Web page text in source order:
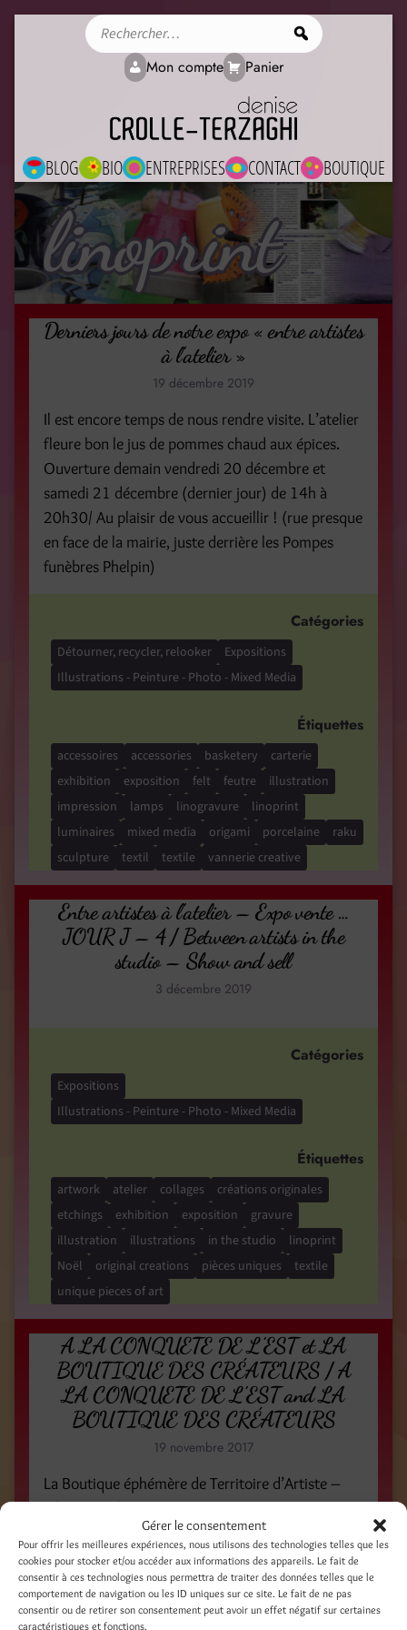
Gérer le consentement
Pour offrir les meilleures expériences, nous utilisons des technologies telles que les
cookies pour stocker et/ou accéder aux informations des appareils. Le fait de
consentir à ces technologies nous permettra de traiter des données telles que le
comportement de navigation ou les ID uniques sur ce site. Le fait de ne pas
consentir ou de retirer son consentement peut avoir un effet négatif sur certaines
caractéristiques et fonctions.
BLOG BIO ENTREPRISES CONTACT BOUTIQUE
Mon compte Panier
linoprint
Derniers jours de notre expo « entre artistes
à l’atelier »
19 décembre 2019
Il est encore temps de nous rendre visite. L’atelier
fleure bon le jus de pommes chaud aux épices.
Ouverture demain vendredi 20 décembre et
samedi 21 décembre (dernier jour) de 14h à
20h30/ Au plaisir de vous accueillir ! (rue presque
en face de la mairie, juste derrière les Pompes
funèbres Phelpin)
Catégories
Détourner, recycler, relooker
Expositions
Illustrations - Peinture - Photo - Mixed Media
Étiquettes
accessoires accessories basketery
carterie
exhibition
exposition felt feutre
illustration
impression
lamps linogravure
linoprint
luminaires
mixed media origami porcelaine
raku
sculpture
textil textile vannerie creative
Entre artistes à l’atelier – Expo vente …
JOUR J – 4 / Between artists in the
studio – Show and sell
3 décembre 2019
Catégories
Expositions
Illustrations - Peinture - Photo - Mixed Media
Étiquettes
artwork atelier collages
créations originales
etchings
exhibition exposition
gravure
illustration
illustrations in the studio
linoprint
Noël
original creations pièces uniques
textile
unique pieces of art
A LA CONQUETE DE L’EST et LA
BOUTIQUE DES CRÉATEURS / A
LA CONQUETE DE L’EST and LA
BOUTIQUE DES CRÉATEURS
19 novembre 2017
La Boutique éphémère de Territoire d’Artiste –
édition Noël 2017
Catégories
On en parle ! Presse - Web - TV